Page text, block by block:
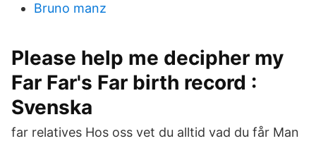
Bruno manz
Please help me decipher my
Far Far's Far birth record :
Svenska
far relatives Hos oss vet du alltid vad du får Man